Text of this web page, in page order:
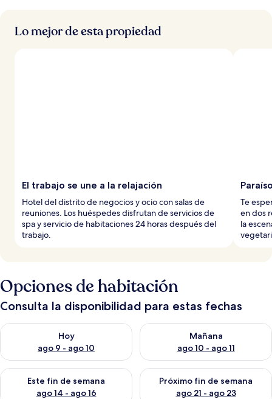
Lo mejor de esta propiedad
El trabajo se une a la relajación
Hotel del distrito de negocios y ocio con salas de
reuniones. Los huéspedes disfrutan de servicios de
spa y servicio de habitaciones 24 horas después del
trabajo.
Te
en dos
la
Opciones de habitación
Consulta la disponibilidad para estas fechas
Hoy
ago 9 - ago 10
Consulta la disponibilidad para hoy ago 9 - ago 10
Mañana
ago 10 - ago 11
Consulta la disponibilidad
Este fin de semana
ago 14 - ago 16
Consulta la disponibilidad para este fin de semana ago 14 -
Próximo fin de semana
ago 21 - ago 23
Consulta la disponibilidad